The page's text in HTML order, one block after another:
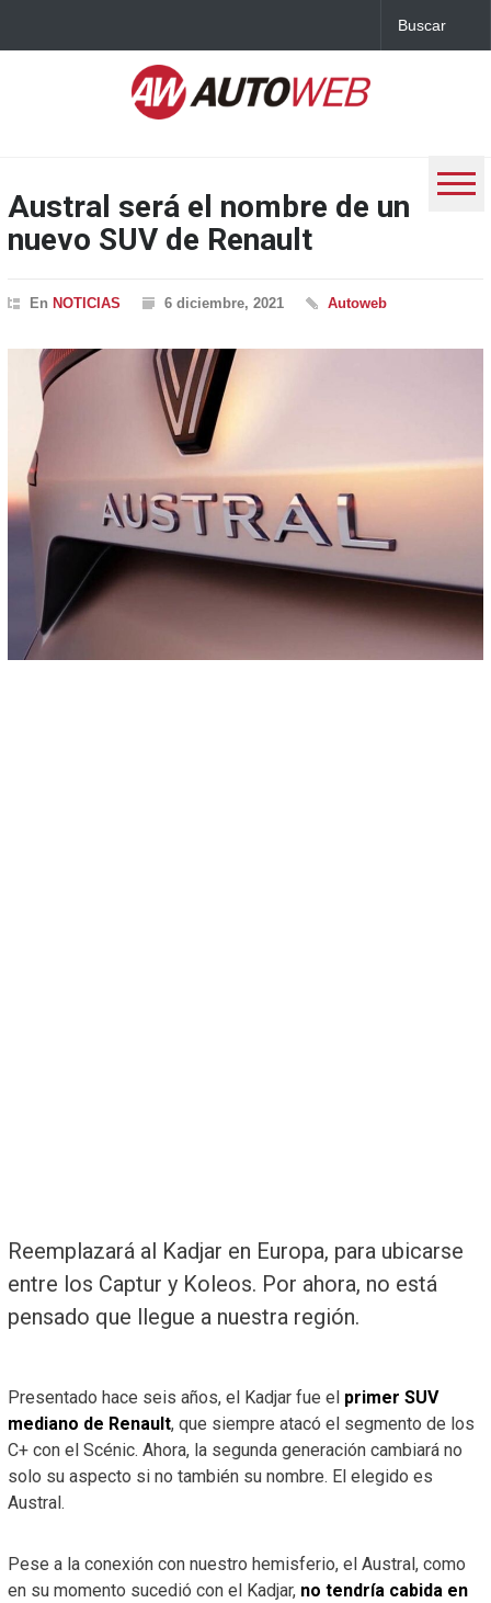
Austral será el nombre de un
nuevo SUV de Renault
En NOTICIAS 6 diciembre, 2021 Autoweb
Reemplazará al Kadjar en Europa, para ubicarse
entre los Captur y Koleos. Por ahora, no está
pensado que llegue a nuestra región.
Presentado hace seis años, el Kadjar fue el primer SUV
mediano de Renault, que siempre atacó el segmento de los
C+ con el Scénic. Ahora, la segunda generación cambiará no
solo su aspecto si no también su nombre. El elegido es
Austral.
Pese a la conexión con nuestro hemisferio, el Austral, como
en su momento sucedió con el Kadjar, no tendría cabida en